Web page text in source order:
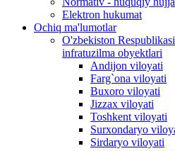
Elektron hukumat
Ochiq ma'lumotlar
O'zbekiston
infratuzilma obyektlari
Andijon viloyati
Farg`ona viloyati
Buxoro viloyati
Jizzax viloyati
Toshkent viloyati
Surxondaryo
Sirdaryo viloyati